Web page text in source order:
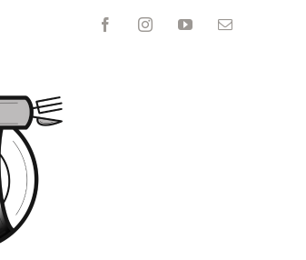
FacebookInstagramYouTubeEmail